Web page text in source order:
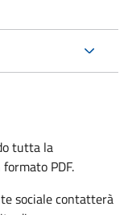
tutta la
PDF.
sociale contatterà